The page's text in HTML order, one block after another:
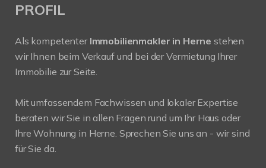
PROFIL
Als kompetenter Immobilienmakler in Herne stehen
wir Ihnen beim Verkauf und bei der Vermietung Ihrer
Immobilie zur Seite.
Mit umfassendem Fachwissen und lokaler Expertise
beraten wir Sie in allen Fragen rund um Ihr Haus oder
Ihre Wohnung in Herne. Sprechen Sie uns an - wir sind
für Sie da.